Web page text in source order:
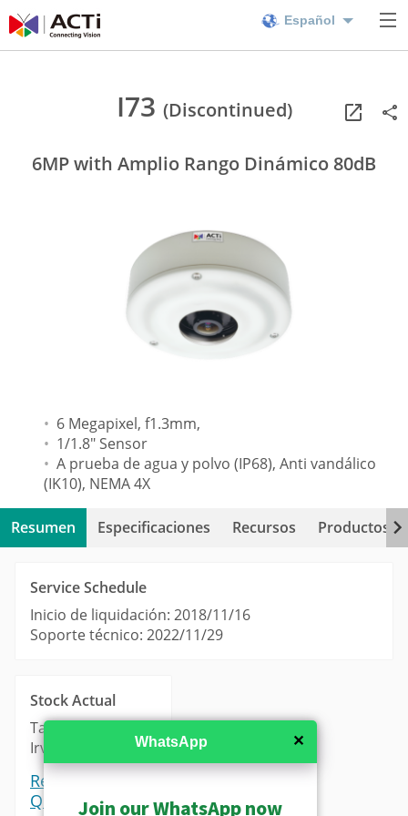
Español
I73 (Discontinued)
6MP with Amplio Rango Dinámico 80dB
6 Megapixel, f1.3mm,
1/1.8" Sensor
A prueba de agua y polvo (IP68), Anti vandálico
(IK10), NEMA 4X
Resumen Especificaciones Recursos Productos
Service Schedule
Inicio de liquidación: 2018/11/16
Soporte técnico: 2022/11/29
Stock Actual
Taipei: 0
Irvine: 0
Request a
Quote
✕
WhatsApp
Join our WhatsApp now